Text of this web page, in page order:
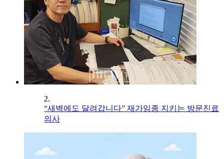
2.
“새벽에도 달려갑니다” 재가임종 지키는 방문진료
의사